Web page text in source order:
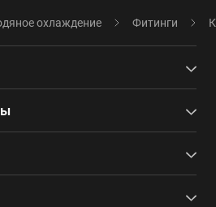
охлаждение Фитинги